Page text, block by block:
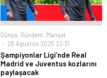
Dünya, Gündem, Manşet
28 Ağustos 2025 22:31
Şampiyonlar Ligi’nde Real
Madrid ve Juventus kozlarını
paylaşacak